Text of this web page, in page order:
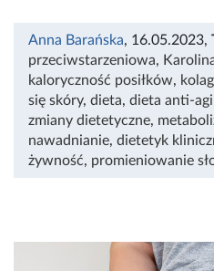
Anna Barańska, 16.05.2023,
przeciwstarzeniowa,
kaloryczność posiłków,
się skóry, dieta, dieta anti-
zmiany dietetyczne,
nawadnianie, dietetyk
żywność, promieniowanie